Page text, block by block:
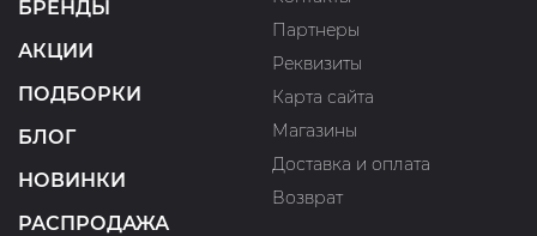
БРЕНДЫ
АКЦИИ
ПОДБОРКИ
БЛОГ
НОВИНКИ
РАСПРОДАЖА
Партнеры
Реквизиты
Карта сайта
Магазины
Доставка и оплата
Возврат